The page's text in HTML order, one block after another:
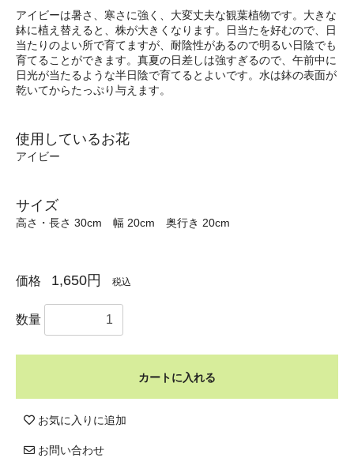
アイビーは暑さ、寒さに強く、大変丈夫な観葉植物です。大きな
鉢に植え替えると、株が大きくなります。日当たを好むので、日
当たりのよい所で育てますが、耐陰性があるので明るい日陰でも
育てることができます。真夏の日差しは強すぎるので、午前中に
日光が当たるような半日陰で育てるとよいです。水は鉢の表面が
乾いてからたっぷり与えます。
使用しているお花
アイビー
サイズ
高さ・長さ 30cm 幅 20cm 奥行き 20cm
価格 1,650円 税込
数量
カートに入れる
お気に入りに追加
お問い合わせ